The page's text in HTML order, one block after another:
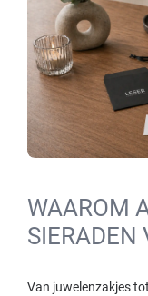
WAAROM
SIERADEN
Van juwelenzakjes